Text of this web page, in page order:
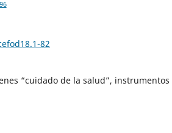
82
“cuidado de la salud”, instrumentos